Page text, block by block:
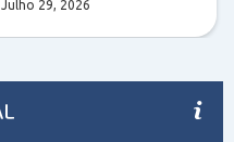
Julho 29, 2026